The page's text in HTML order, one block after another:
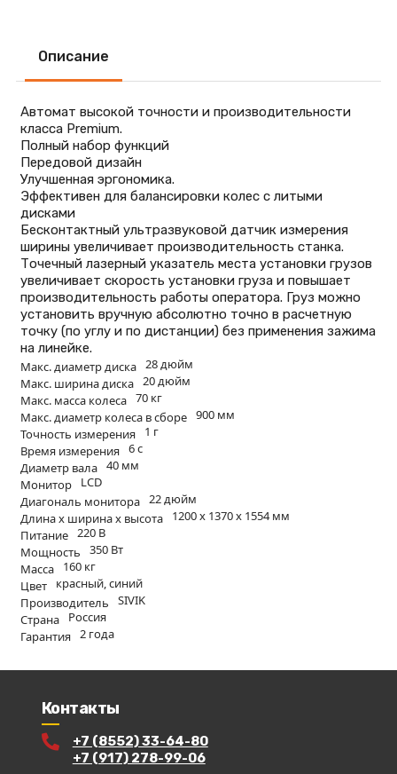
Описание
Автомат высокой точности и производительности
класса Premium.
Полный набор функций
Передовой дизайн
Улучшенная эргономика.
Эффективен для балансировки колес с литыми
дисками
Бесконтактный ультразвуковой датчик измерения
ширины увеличивает производительность станка.
Точечный лазерный указатель места установки грузов
увеличивает скорость установки груза и повышает
производительность работы оператора. Груз можно
установить вручную абсолютно точно в расчетную
точку (по углу и по дистанции) без применения зажима
на линейке.
Макс. диаметр диска 28 дюйм
Макс. ширина диска 20 дюйм
Макс. масса колеса 70 кг
Макс. диаметр колеса в сборе 900 мм
Точность измерения
1 г
Время измерения 6 с
Диаметр вала 40 мм
Монитор
LCD
Диагональ монитора 22 дюйм
Длина х ширина х высота
1200 х 1370 х 1554 мм
Питание 220 В
Мощность
350 Вт
Масса
160 кг
Цвет
красный, синий
Производитель
SIVIK
Страна
Россия
Гарантия 2 года
Контакты
+7 (8552) 33-64-80
+7 (917) 278-99-06